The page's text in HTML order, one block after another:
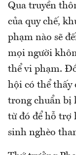
Qua truyền
của quy chế,
phạm nào sẽ
mọi người
thể vi phạm.
hội có thể thấy
trong chuẩn bị
từ đó để hỗ trợ
sinh nghèo